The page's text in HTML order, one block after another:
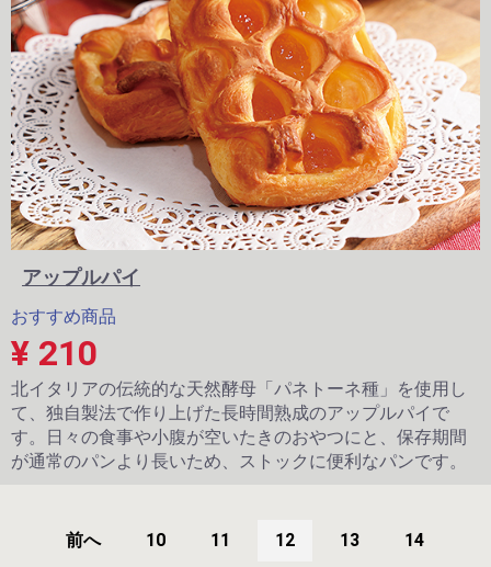
アップルパイ
おすすめ商品
¥ 210
北イタリアの伝統的な天然酵母「パネトーネ種」を使用し
て、独自製法で作り上げた長時間熟成のアップルパイで
す。日々の食事や小腹が空いたきのおやつにと、保存期間
が通常のパンより長いため、ストックに便利なパンです。
前へ 10 11 12 13
14